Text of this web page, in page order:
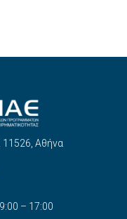
Αθήνα
– 17:00